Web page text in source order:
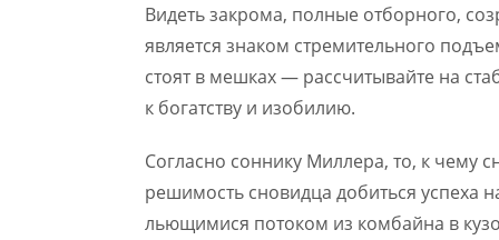
Видеть закрома, полные отборного,
является знаком стремительного
стоят в мешках — рассчитывайте на
к богатству и изобилию.
Согласно соннику Миллера, то, к чему
решимость сновидца добиться
льющимися потоком из комбайна в